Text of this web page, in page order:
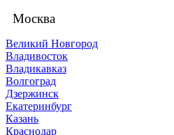
Москва
Великий Новгород
Владивосток
Владикавказ
Волгоград
Дзержинск
Екатеринбург
Казань
Краснодар